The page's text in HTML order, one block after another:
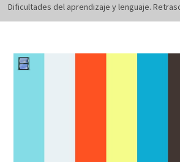
Dificultades del aprendizaje y lenguaje.